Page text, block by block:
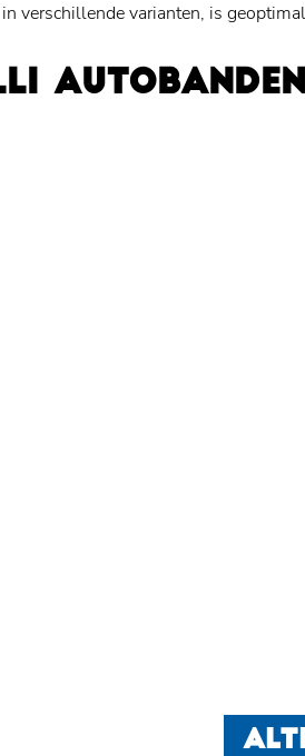
verschillende varianten, is
AUTOBANDEN